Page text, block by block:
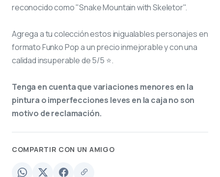
reconocido como "Snake Mountain with Skeletor".
Agrega a tu colección estos inigualables personajes en
formato Funko Pop a un precio inmejorable y con una
calidad insuperable de 5/5 ⭐.
Tenga en cuenta que variaciones menores en la
pintura o imperfecciones leves en la caja no son
motivo de reclamación.
COMPARTIR CON UN AMIGO